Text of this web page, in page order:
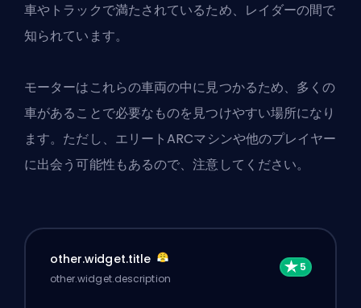
車やトラックで満たされているため、レイダーの間で
知られています。
モーターはこれらの車両の中に見つかるため、多くの
車があることで必要なものを見つけやすい場所になり
ます。ただし、エリートARCマシンや他のプレイヤー
に出会う可能性もあるので、注意してください。
other.widget.title
other.widget.description